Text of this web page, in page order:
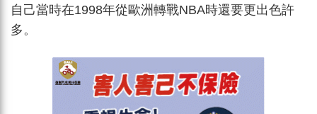
自己當時在1998年從歐洲轉戰NBA時還要更出色許
多。